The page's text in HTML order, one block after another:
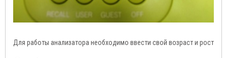
Для работы анализатора необходимо ввести свой возраст и рост